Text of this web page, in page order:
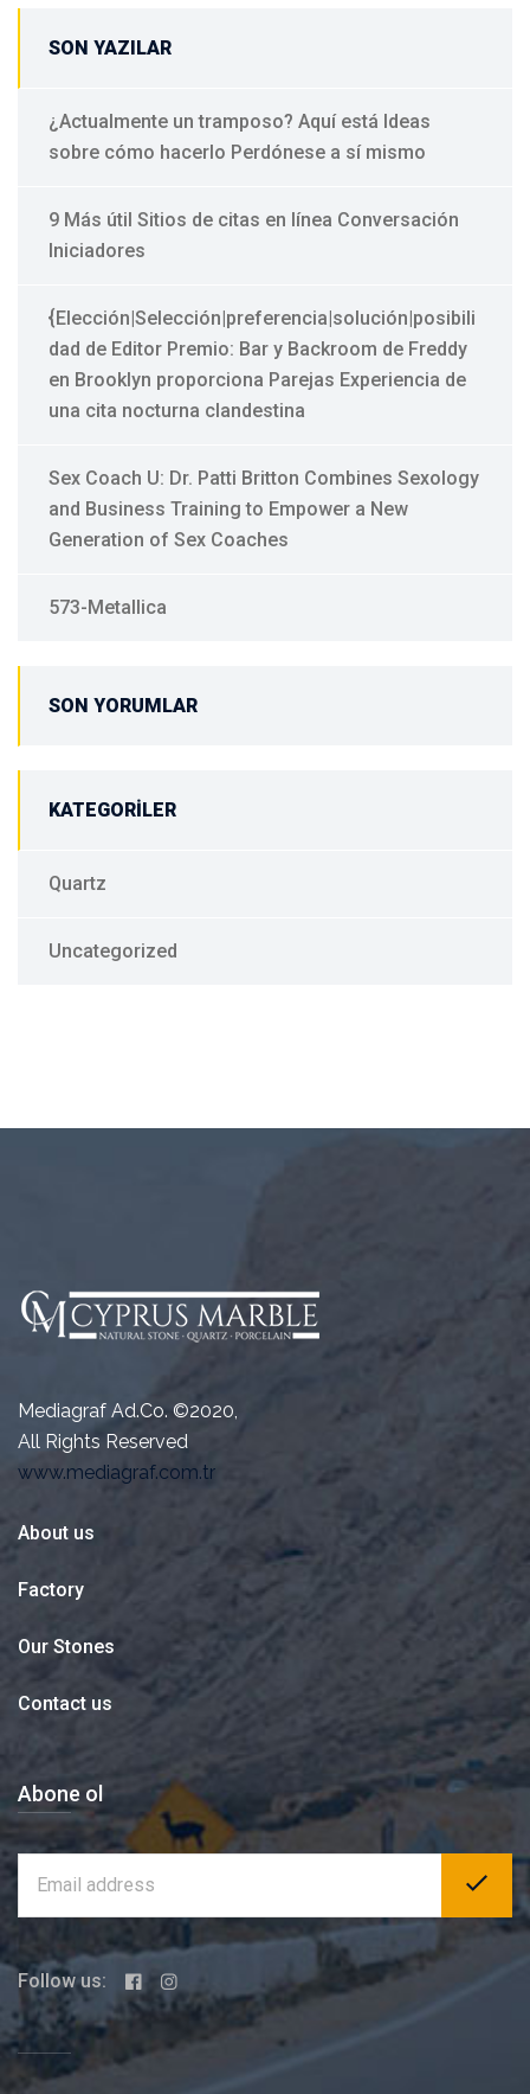
SON YAZILAR
¿Actualmente un tramposo? Aquí está Ideas
sobre cómo hacerlo Perdónese a sí mismo
9 Más útil Sitios de citas en línea Conversación
Iniciadores
{Elección|Selección|preferencia|solución|posibili
dad de Editor Premio: Bar y Backroom de Freddy
en Brooklyn proporciona Parejas Experiencia de
una cita nocturna clandestina
Sex Coach U: Dr. Patti Britton Combines Sexology
and Business Training to Empower a New
Generation of Sex Coaches
573-Metallica
SON YORUMLAR
KATEGORILER
Quartz
Uncategorized
Mediagraf Ad.Co. ©2020,
All Rights Reserved
www.mediagraf.com.tr
About us
Factory
Our Stones
Contact us
Abone ol
Follow us: